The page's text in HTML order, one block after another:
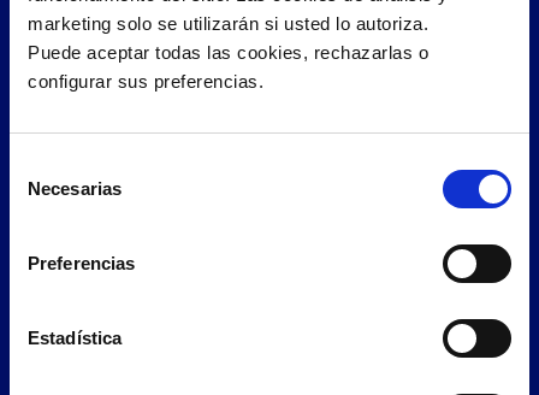
marketing solo se utilizarán si usted lo autoriza.
Puede aceptar todas las cookies, rechazarlas o
configurar sus preferencias.
Necesarias
Preferencias
Estadística
Integración
con puntos
La integración del servicio permite detectar los